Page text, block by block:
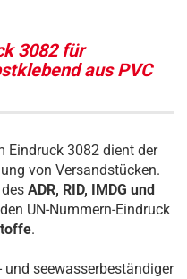
3082 für
aus PVC
Eindruck 3082 dient der
von Versandstücken.
ADR, RID, IMDG und
UN-Nummern-Eindruck
.
seewasserbeständiger